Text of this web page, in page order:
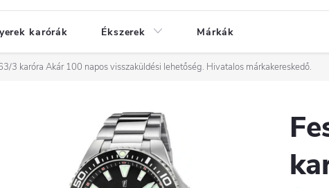
karórák Ékszerek Márkák
3 karóra Akár 100 napos visszaküldési lehetőség. Hivatalos márkakereskedő.